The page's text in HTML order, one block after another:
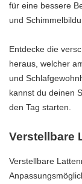
für eine bessere
und
Entdecke die
heraus, welcher
und
kannst du deinen
den Tag starten.
Verstellbare
Verstellbare